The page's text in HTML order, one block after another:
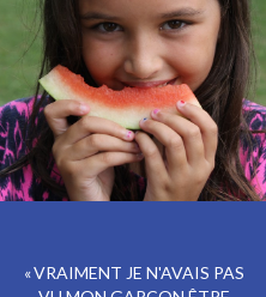
VRAIMENT JE N'AVAIS PAS